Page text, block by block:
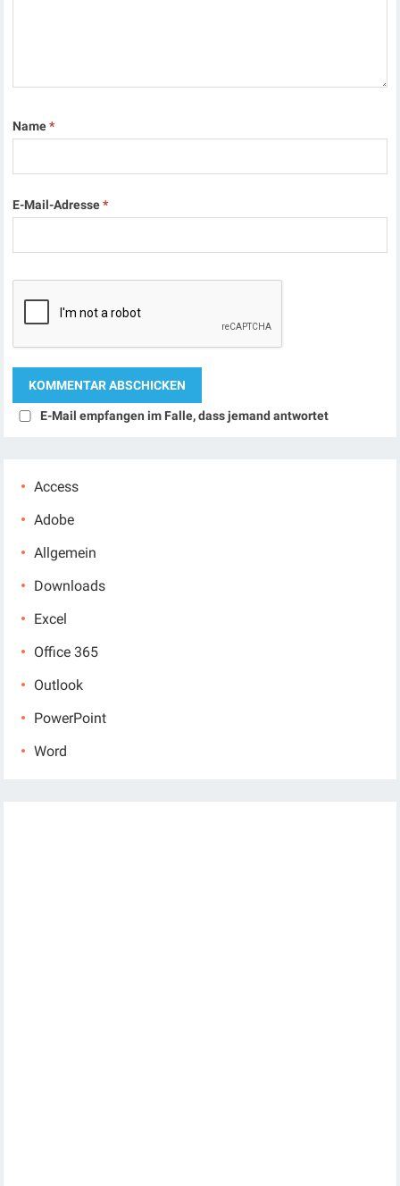
Name*
E-Mail-Adresse*
E-Mail empfangen im Falle, dass jemand antwortet
Access
Adobe
Allgemein
Downloads
Excel
Office 365
Outlook
PowerPoint
Word